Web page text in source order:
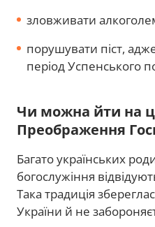
зловживати
порушувати піст,
період Успенського
Чи можна йти на
Преображення
Багато українських
богослужіння
Така традиція
України й не